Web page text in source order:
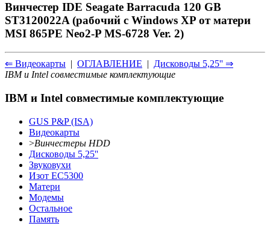
Винчестер IDE Seagate Barracuda 120 GB
ST3120022A (рабочий с Windows XP от матери
MSI 865PE Neo2-P MS-6728 Ver. 2)
⇐ Видеокарты | ОГЛАВЛЕНИЕ | Дисководы 5,25'' ⇒
IBM и Intel совместимые комплектующие
IBM и Intel совместимые комплектующие
GUS P&P (ISA)
Видеокарты
>Винчестеры HDD
Дисководы 5,25''
Звуковухи
Изот ЕС5300
Матери
Модемы
Остальное
Память